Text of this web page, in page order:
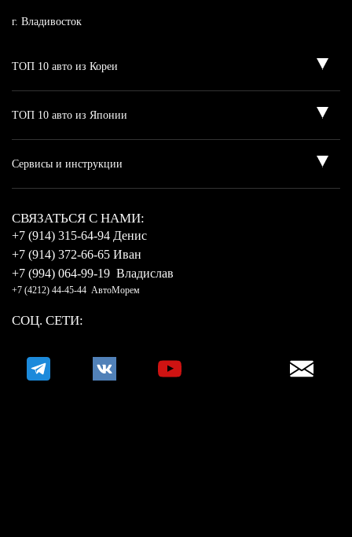
г. Владивосток
CВЯЗАТЬСЯ С НАМИ:
+7 (914) 315-64-94 Денис
+7 (914) 372-66-65 Иван
+7 (994) 064-99-19 Владислав
+7 (4212) 44-45-44 АвтоМорем
СОЦ. СЕТИ: